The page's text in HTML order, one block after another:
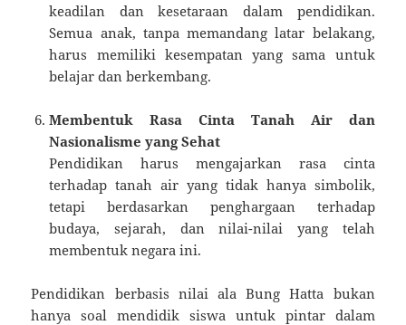
keadilan dan kesetaraan dalam pendidikan.
Semua anak, tanpa memandang latar belakang,
harus memiliki kesempatan yang sama untuk
belajar dan berkembang.
Membentuk Rasa Cinta Tanah Air dan
Nasionalisme yang Sehat
Pendidikan harus mengajarkan rasa cinta
terhadap tanah air yang tidak hanya simbolik,
tetapi berdasarkan penghargaan terhadap
budaya, sejarah, dan nilai-nilai yang telah
membentuk negara ini.
Pendidikan berbasis nilai ala Bung Hatta bukan
hanya soal mendidik siswa untuk pintar dalam